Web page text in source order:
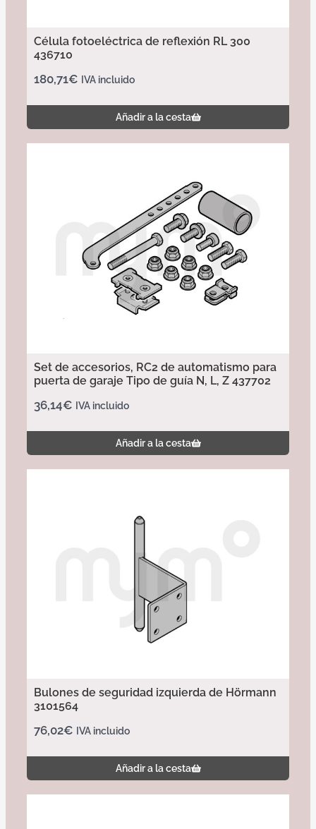
Célula fotoeléctrica de reflexión RL 300
436710
180,71€ IVA incluido
Añadir a la cesta
Set de accesorios, RC2 de automatismo para
puerta de garaje Tipo de guía N, L, Z 437702
36,14€ IVA incluido
Añadir a la cesta
Bulones de seguridad izquierda de Hörmann
3101564
76,02€ IVA incluido
Añadir a la cesta